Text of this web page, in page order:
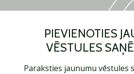
PIEVIENOTIES
VĒSTULES
Paraksties jaunumu vēstules